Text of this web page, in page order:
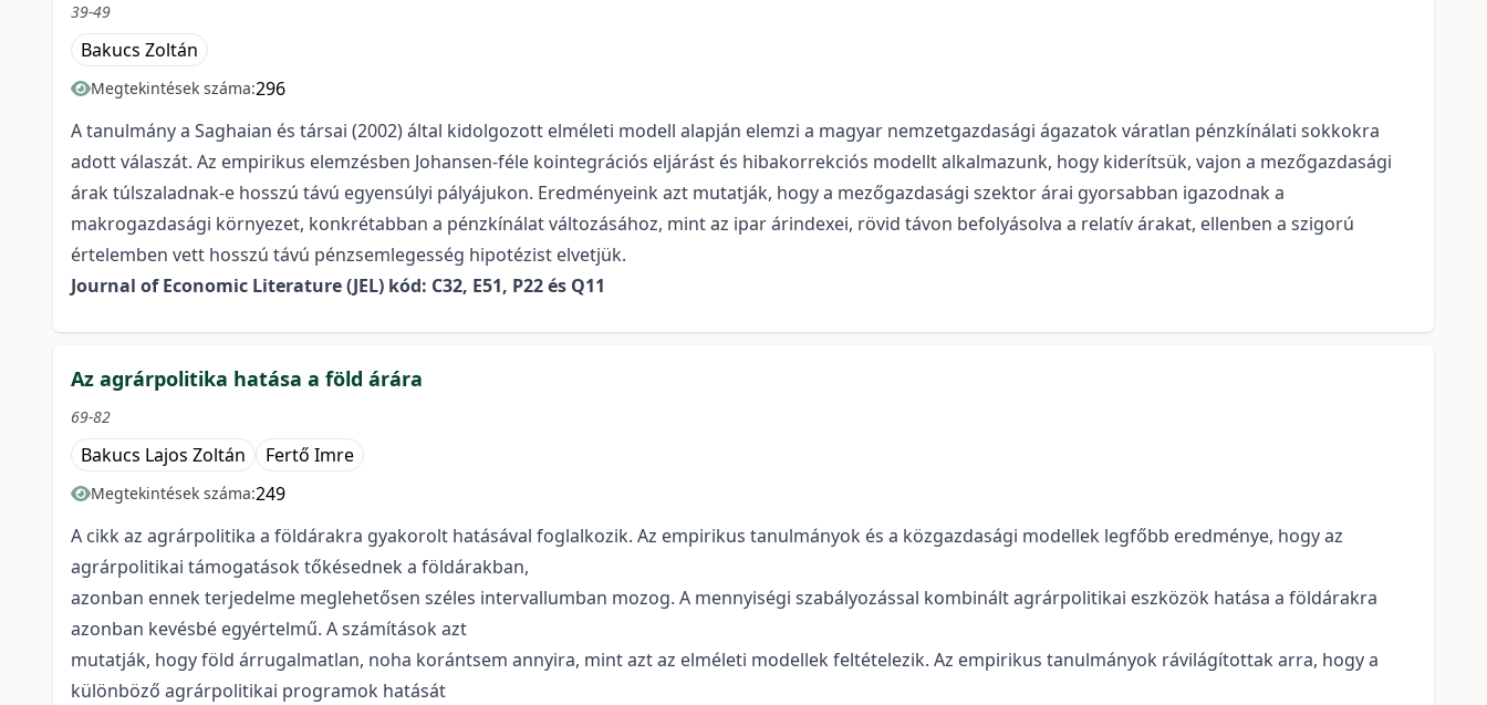
39-49
Bakucs Zoltán
Megtekintések száma:296
A tanulmány a Saghaian és társai (2002) által kidolgozott elméleti modell alapján elemzi a magyar nemzetgazdasági ágazatok váratlan pénzkínálati sokkokra
adott válaszát. Az empirikus elemzésben Johansen-féle kointegrációs eljárást és hibakorrekciós modellt alkalmazunk, hogy kiderítsük, vajon a mezőgazdasági
árak túlszaladnak-e hosszú távú egyensúlyi pályájukon. Eredményeink azt mutatják, hogy a mezőgazdasági szektor árai gyorsabban igazodnak a
makrogazdasági környezet, konkrétabban a pénzkínálat változásához, mint az ipar árindexei, rövid távon befolyásolva a relatív árakat, ellenben a szigorú
értelemben vett hosszú távú pénzsemlegesség hipotézist elvetjük.
Journal of Economic Literature (JEL) kód: C32, E51, P22 és Q11
Az agrárpolitika hatása a föld árára
69-82
Bakucs Lajos Zoltán Fertő Imre
Megtekintések száma:249
A cikk az agrárpolitika a földárakra gyakorolt hatásával foglalkozik. Az empirikus tanulmányok és a közgazdasági modellek legfőbb eredménye, hogy az
agrárpolitikai támogatások tőkésednek a földárakban,
azonban ennek terjedelme meglehetősen széles intervallumban mozog. A mennyiségi szabályozással kombinált agrárpolitikai eszközök hatása a földárakra
azonban kevésbé egyértelmű. A számítások azt
mutatják, hogy föld árrugalmatlan, noha korántsem annyira, mint azt az elméleti modellek feltételezik. Az empirikus tanulmányok rávilágítottak arra, hogy a
különböző agrárpolitikai programok hatását